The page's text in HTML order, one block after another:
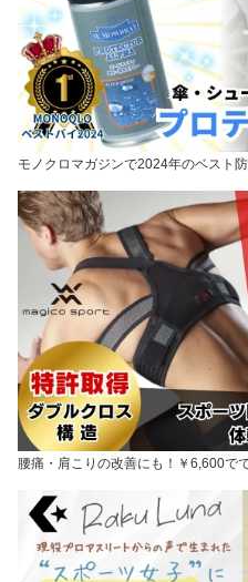
モノクロマガジンで2024年のベスト
腰痛・肩こりの改善にも！￥6,600で